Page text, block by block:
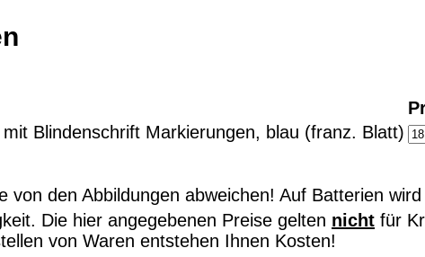
Blindenschrift Markierungen, blau (franz. Blatt)
von den Abbildungen abweichen! Auf Batterien wird
Die hier angegebenen Preise gelten nicht für
von Waren entstehen Ihnen Kosten!